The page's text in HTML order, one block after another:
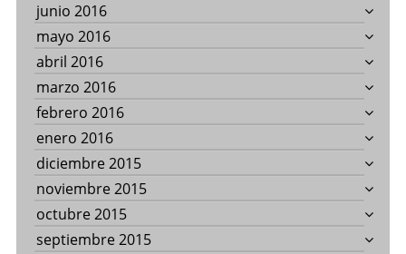
junio 2016
mayo 2016
abril 2016
marzo 2016
febrero 2016
enero 2016
diciembre 2015
noviembre 2015
octubre 2015
septiembre 2015